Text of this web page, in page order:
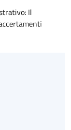
Il